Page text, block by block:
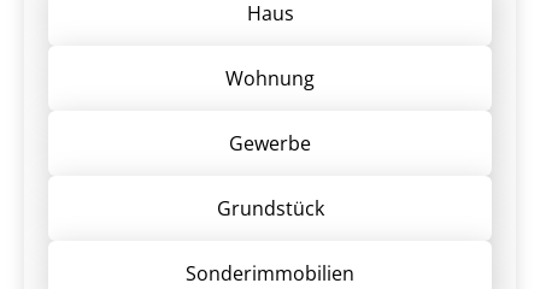
Haus
Wohnung
Gewerbe
Grund­stück
Sonder­immobilien